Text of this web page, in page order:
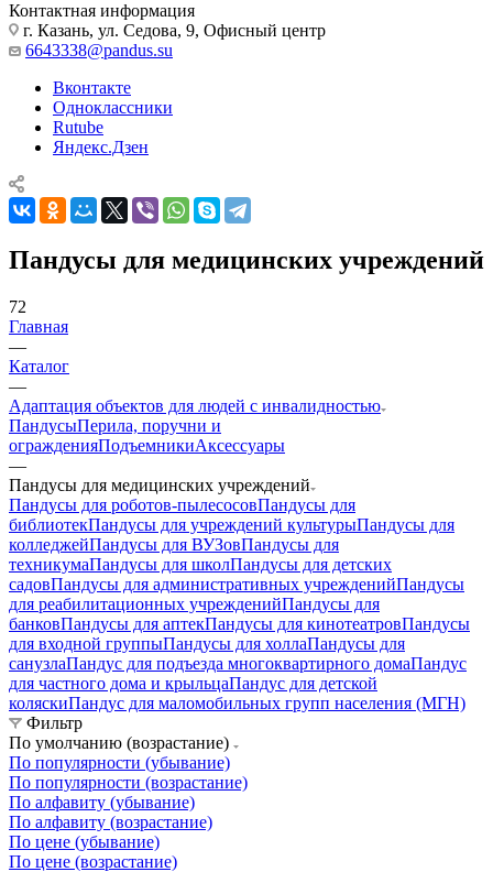
Контактная информация
г. Казань, ул. Седова, 9, Офисный центр
6643338@pandus.su
Вконтакте
Одноклассники
Rutube
Яндекс.Дзен
Пандусы для медицинских учреждений
72
Главная
—
Каталог
—
Адаптация объектов для людей с инвалидностью
ПандусыПерила, поручни и
огражденияПодъемникиАксессуары
—
Пандусы для медицинских учреждений
Пандусы для роботов-пылесосовПандусы для
библиотекПандусы для учреждений культурыПандусы для
колледжейПандусы для ВУЗовПандусы для
техникумаПандусы для школПандусы для детских
садовПандусы для административных учрежденийПандусы
для реабилитационных учрежденийПандусы для
банковПандусы для аптекПандусы для кинотеатровПандусы
для входной группыПандусы для холлаПандусы для
санузлаПандус для подъезда многоквартирного домаПандус
для частного дома и крыльцаПандус для детской
коляскиПандус для маломобильных групп населения (МГН)
Фильтр
По умолчанию (возрастание)
По популярности (убывание)
По популярности (возрастание)
По алфавиту (убывание)
По алфавиту (возрастание)
По цене (убывание)
По цене (возрастание)